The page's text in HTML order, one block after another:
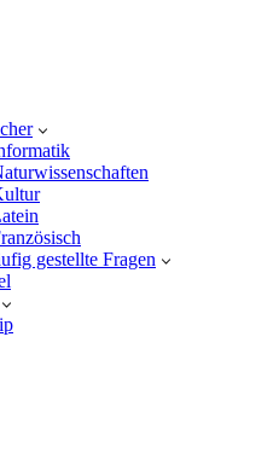
gestellte Fragen